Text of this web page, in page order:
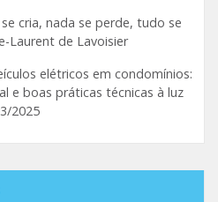
cria, nada se perde, tudo se
Laurent de Lavoisier
elétricos em condomínios:
e boas práticas técnicas à luz
2025